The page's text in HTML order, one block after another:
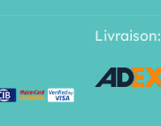
Livraison: